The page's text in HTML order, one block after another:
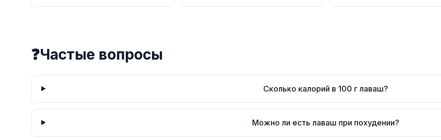
❓Частые вопросы
Сколько калорий в 100 г лаваш?
Можно ли есть лаваш при похудении?